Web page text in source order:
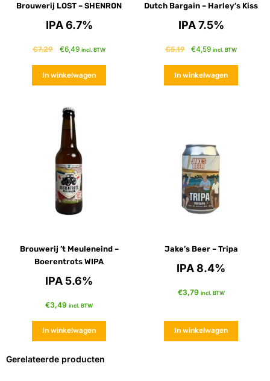
Brouwerij LOST – SHENRON
IPA 6.7%
€7,29 €6,49 incl. BTW
In winkelwagen
Dutch Bargain – Harley’s Kiss
IPA 7.5%
€5,19 €4,59 incl. BTW
In winkelwagen
Brouwerij ’t Meuleneind –
Boerentrots WIPA
IPA 5.6%
€3,49 incl. BTW
In winkelwagen
Jake’s Beer – Tripa
IPA 8.4%
€3,79 incl. BTW
In winkelwagen
Gerelateerde producten